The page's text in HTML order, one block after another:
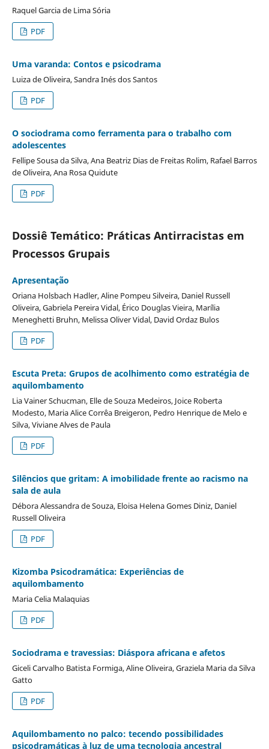
Raquel Garcia de Lima Sória
PDF
Uma varanda: Contos e psicodrama
Luiza de Oliveira, Sandra Inés dos Santos
PDF
O sociodrama como ferramenta para o trabalho com
adolescentes
Fellipe Sousa da Silva, Ana Beatriz Dias de Freitas Rolim, Rafael Barros
de Oliveira, Ana Rosa Quidute
PDF
Dossiê Temático: Práticas Antirracistas em
Processos Grupais
Apresentação
Oriana Holsbach Hadler, Aline Pompeu Silveira, Daniel Russell
Oliveira, Gabriela Pereira Vidal, Érico Douglas Vieira, Marília
Meneghetti Bruhn, Melissa Oliver Vidal, David Ordaz Bulos
PDF
Escuta Preta: Grupos de acolhimento como estratégia de
aquilombamento
Lia Vainer Schucman, Elle de Souza Medeiros, Joice Roberta
Modesto, Maria Alice Corrêa Breigeron, Pedro Henrique de Melo e
Silva, Viviane Alves de Paula
PDF
Silêncios que gritam: A imobilidade frente ao racismo na
sala de aula
Débora Alessandra de Souza, Eloisa Helena Gomes Diniz, Daniel
Russell Oliveira
PDF
Kizomba Psicodramática: Experiências de
aquilombamento
Maria Celia Malaquias
PDF
Sociodrama e travessias: Diáspora africana e afetos
Giceli Carvalho Batista Formiga, Aline Oliveira, Graziela Maria da Silva
Gatto
PDF
Aquilombamento no palco: tecendo possibilidades
psicodramáticas à luz de uma tecnologia ancestral